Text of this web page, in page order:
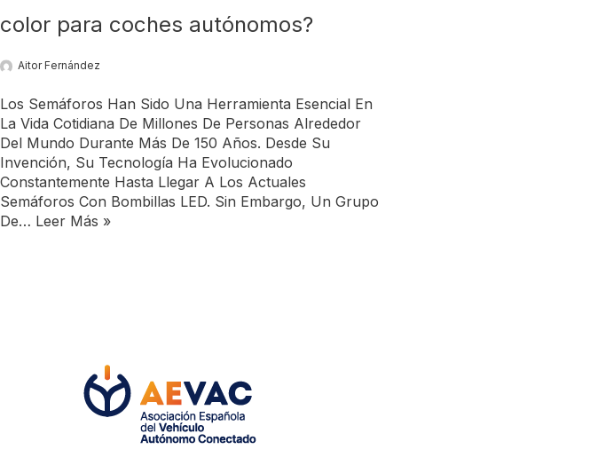
color para coches autónomos?
Aitor Fernández
Los Semáforos Han Sido Una Herramienta Esencial En
La Vida Cotidiana De Millones De Personas Alrededor
Del Mundo Durante Más De 150 Años. Desde Su
Invención, Su Tecnología Ha Evolucionado
Constantemente Hasta Llegar A Los Actuales
Semáforos Con Bombillas LED. Sin Embargo, Un Grupo
De… Leer Más »